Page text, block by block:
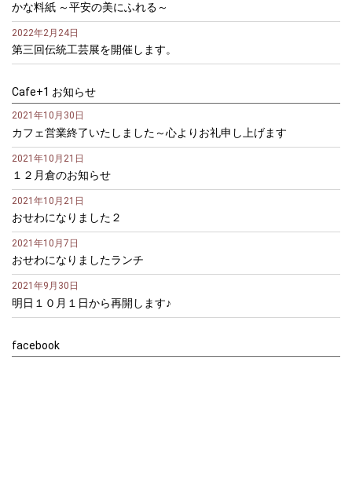
かな料紙 ～平安の美にふれる～
2022年2月24日
第三回伝統工芸展を開催します。
Cafe+1 お知らせ
2021年10月30日
カフェ営業終了いたしました～心よりお礼申し上げます
2021年10月21日
１２月倉のお知らせ
2021年10月21日
おせわになりました２
2021年10月7日
おせわになりましたランチ
2021年9月30日
明日１０月１日から再開します♪
facebook